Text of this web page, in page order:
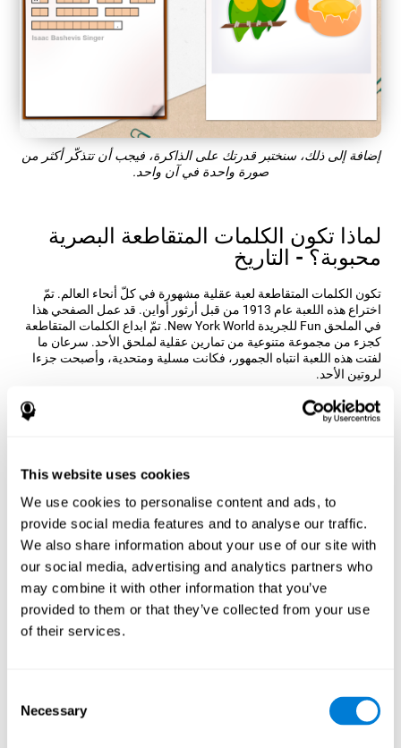
This website uses cookies
We use cookies to personalise content and ads, to
provide social media features and to analyse our traffic.
We also share information about your use of our site with
our social media, advertising and analytics partners who
may combine it with other information that you’ve
provided to them or that they’ve collected from your use
of their services.
Selection
Necessary
إضافة إلى ذلك، سنختبر قدرتك على الذاكرة، فيجب أن تتذكّر أكثر من
صورة واحدة في آن واحد.
لماذا تكون الكلمات المتقاطعة البصرية
محبوبة؟ - التاريخ
تكون الكلمات المتقاطعة لعبة عقلية مشهورة في كلّ أنحاء العالم. تمّ
اختراع هذه اللعبة عام 1913 من قبل أرثور أواين. قد عمل الصفحي هذا
في الملحق Fun للجريدة New York World. تمّ ابداع الكلمات المتقاطعة
كجزء من مجموعة متنوعية من تمارين عقلية لملحق الأحد. سرعان ما
لفتت هذه اللعبة انتباه الجمهور، فكانت مسلية ومتحدية، وأصبحت جزءا
لروتين الأحد.
حاليا، تمّ اختراع آلاف نسخة لهذه اللعبة التي لا تزال تكون خيارا ممتازا
لتنبيه العقلي بعد أكثر من قرن. من قسم تصميم كوجنيفيت، تمّ إجراء
كيف تحسّن الكلمات المتقاطعة البصرية
مهاراتي المعرفية؟
إنّ الاستمتاع بألعاب مثل الكلمات المتقاطعة البصرية لكوجنيفيت ينشّط
نمط تنشيط عصبي متنوعي. إنّ تجرار النمط هذا وتدريبه باستمرار يساعد
في إنشاء نقاط تشابك جديدة، تنظيم الدوائر العصبية استعادة الوظائف
المعرفية الضعيفة.
تساعد اللعبة الكلمات المتقاطعة البصرية في تدريب الذاكرة العاملة،
التسمية والإدراك. إنّ تنبيه المهارات هذه باستمرار قد يساعد في إنشاء